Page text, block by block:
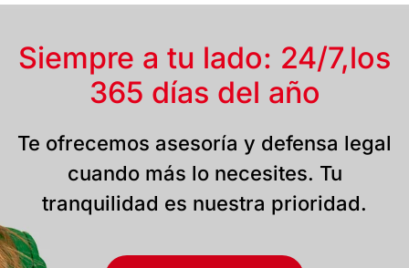
Siempre a tu lado: 24/7,los
365 días del año
Te ofrecemos asesoría y defensa legal
cuando más lo necesites. Tu
tranquilidad es nuestra prioridad.